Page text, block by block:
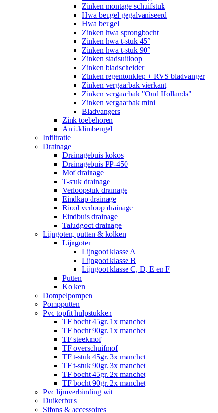
Zinken montage schuifstuk
Hwa beugel gegalvaniseerd
Hwa beugel
Zinken hwa sprongbocht
Zinken hwa t-stuk 45°
Zinken hwa t-stuk 90°
Zinken stadsuitloop
Zinken bladscheider
Zinken regentonklep + RVS bladvanger
Zinken vergaarbak vierkant
Zinken vergaarbak "Oud Hollands"
Zinken vergaarbak mini
Bladvangers
Zink toebehoren
Anti-klimbeugel
Infiltratie
Drainage
Drainagebuis kokos
Drainagebuis PP-450
Mof drainage
T-stuk drainage
Verloopstuk drainage
Eindkap drainage
Riool verloop drainage
Eindbuis drainage
Taludgoot drainage
Lijngoten, putten & kolken
Lijngoten
Lijngoot klasse A
Lijngoot klasse B
Lijngoot klasse C, D, E en F
Putten
Kolken
Dompelpompen
Pompputten
Pvc topfit hulpstukken
TF bocht 45gr. 1x manchet
TF bocht 90gr. 1x manchet
TF steekmof
TF overschuifmof
TF t-stuk 45gr. 3x manchet
TF t-stuk 90gr. 3x manchet
TF bocht 45gr. 2x manchet
TF bocht 90gr. 2x manchet
Pvc lijmverbinding wit
Duikerbuis
Sifons & accessoires